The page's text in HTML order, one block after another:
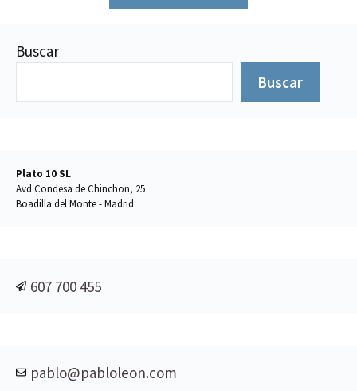
Buscar
Buscar
Plato 10 SL
Avd Condesa de Chinchon, 25
Boadilla del Monte - Madrid
607 700 455
pablo@pabloleon.com